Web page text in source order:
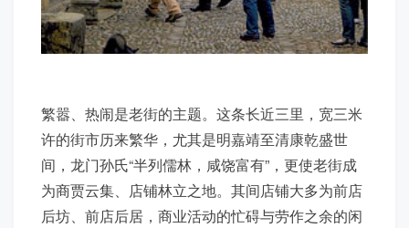
繁嚣、热闹是老街的主题。这条长近三里，宽三米
许的街市历来繁华，尤其是明嘉靖至清康乾盛世
间，龙门孙氏“半列儒林，咸饶富有”，更使老街成
为商贾云集、店铺林立之地。其间店铺大多为前店
后坊、前店后居，商业活动的忙碍与劳作之余的闲